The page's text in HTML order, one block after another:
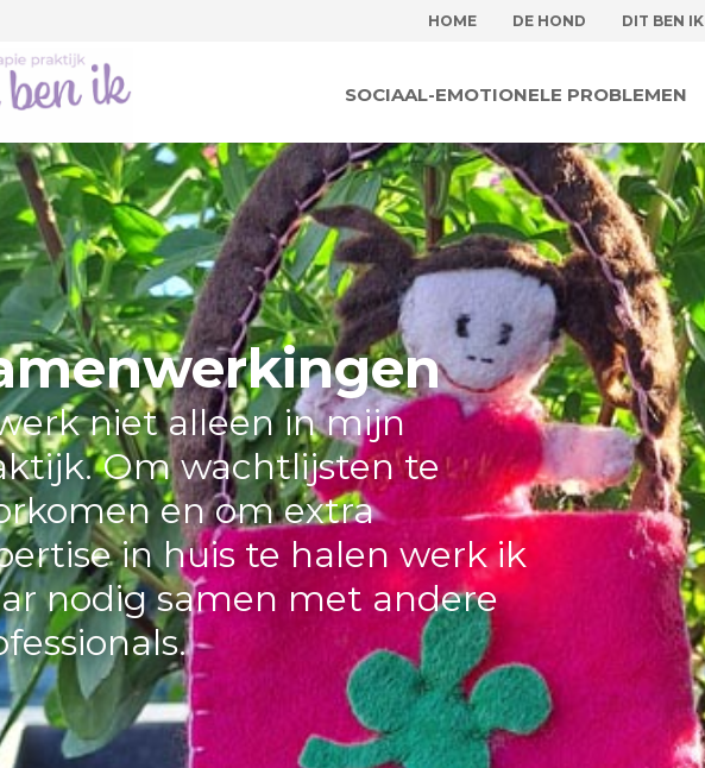
HOME DE HOND DIT BEN IK
SOCIAAL-EMOTIONELE PROBLEMEN
niet alleen in mijn
Om wachtlijsten te
en om extra
in huis te halen werk ik
nodig samen met andere